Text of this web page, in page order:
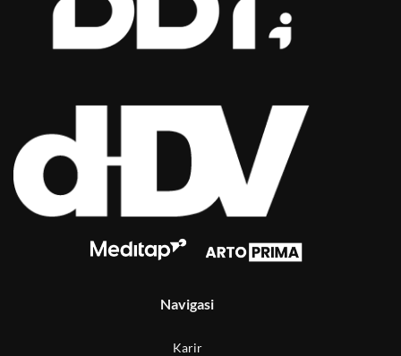
Navigasi
Karir